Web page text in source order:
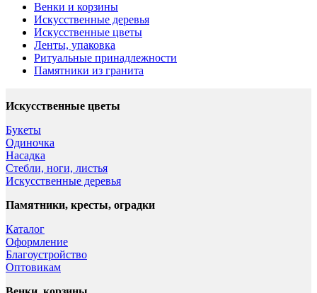
Венки и корзины
Искусственные деревья
Искусственные цветы
Ленты, упаковка
Ритуальные принадлежности
Памятники из гранита
Искусственные цветы
Букеты
Одиночка
Насадка
Стебли, ноги, листья
Искусственные деревья
Памятники, кресты, оградки
Каталог
Оформление
Благоустройство
Оптовикам